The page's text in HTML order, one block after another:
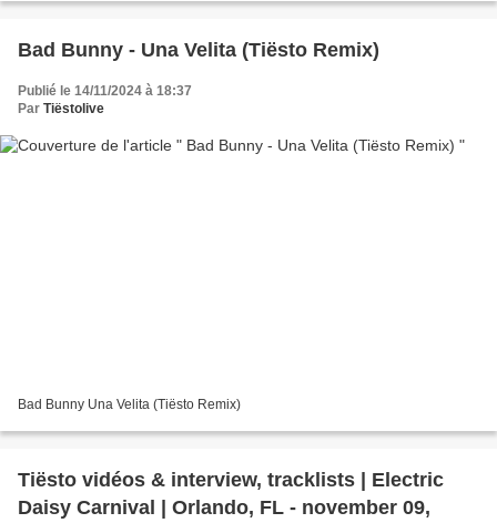
Bad Bunny - Una Velita (Tiësto Remix)
Publié le 14/11/2024 à 18:37
Par Tiëstolive
Bad Bunny Una Velita (Tiësto Remix)
Tiësto vidéos & interview, tracklists | Electric
Daisy Carnival | Orlando, FL - november 09,